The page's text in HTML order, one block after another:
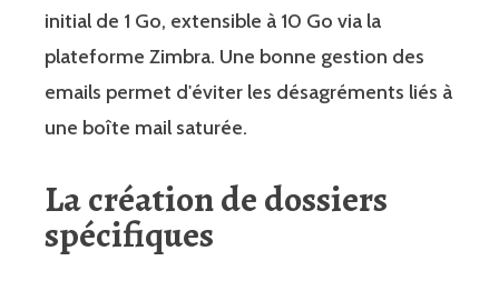
initial de 1 Go, extensible à 10 Go via la
plateforme Zimbra. Une bonne gestion des
emails permet d'éviter les désagréments liés à
une boîte mail saturée.
La création de dossiers
spécifiques